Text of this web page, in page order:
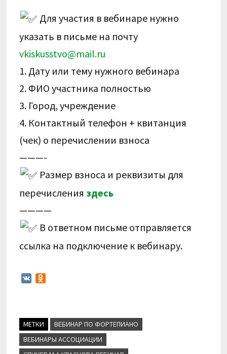
Для участия в вебинаре нужно
указать в письме на почту
vkiskusstvo@mail.ru
1. Дату или тему нужного вебинара
2. ФИО участника полностью
3. Город, учреждение
4. Контактный телефон + квитанция
(чек) о перечислении взноса
———-
Размер взноса и реквизиты для
перечисленияздесь
————
В ответном письме отправляется
ссылка на подключение к вебинару.
k
l
a
s
МЕТКИ
ВЕБИНАР ПО ФОРТЕПИАНО
ВЕБИНАРЫ АССОЦИАЦИИ